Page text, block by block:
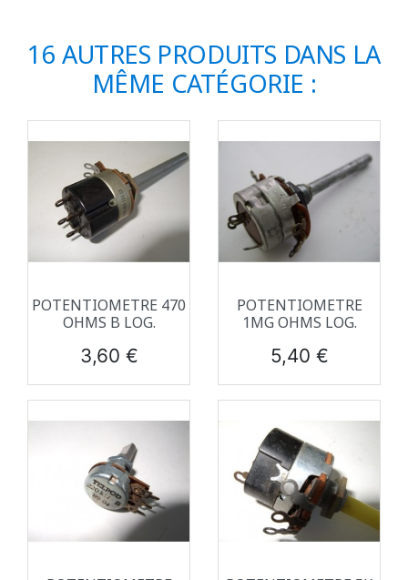
16 AUTRES PRODUITS DANS LA
MÊME CATÉGORIE :
POTENTIOMETRE 470
OHMS B LOG.
Prix
3,60 €
POTENTIOMETRE
1MG OHMS LOG.
Prix
5,40 €